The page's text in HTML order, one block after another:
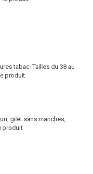
tabac. Tailles du 38 au
produit
gilet sans manches,
produit